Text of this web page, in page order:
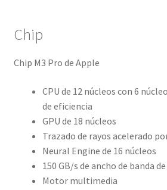
Chip
Chip M3 Pro de Apple
CPU de 12 núcleos con 6
de eficiencia
GPU de 18 núcleos
Trazado de rayos acelerado
Neural Engine de 16 núcleos
150 GB/s de ancho de banda
Motor multimedia